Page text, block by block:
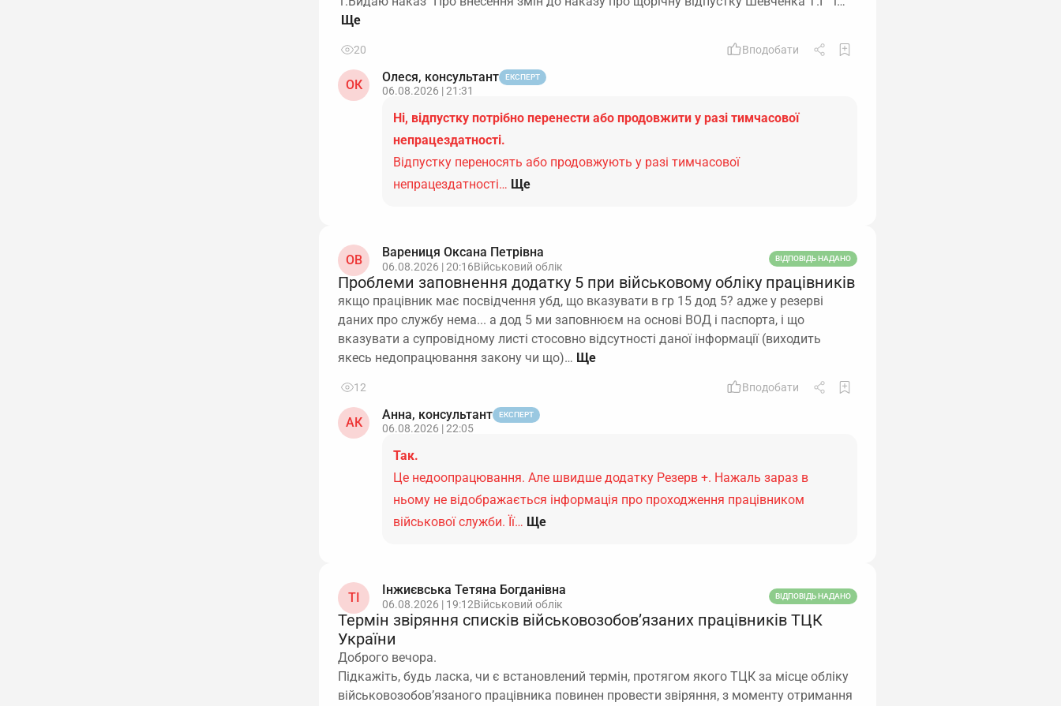
20 Вподобати
ОК
Олеся, консультант ЕКСПЕРТ
06.08.2026 | 21:31
Ні, відпустку потрібно перенести або продовжити у разі тимчасової
непрацездатності.
Відпустку переносять або продовжують у разі тимчасової
непрацездатності… Ще
ОВ
Варениця Оксана Петрівна
06.08.2026 | 20:16Військовий облік
ВІДПОВІДЬ НАДАНО
Проблеми заповнення додатку 5 при військовому обліку працівників
якщо працівник має посвідчення убд, що вказувати в гр 15 дод 5? адже у резерві
даних про службу нема... а дод 5 ми заповнюєм на основі ВОД і паспорта, і що
вказувати а супровідному листі стосовно відсутності даної інформації (виходить
якесь недопрацювання закону чи що)…
12 Вподобати
АК
Анна, консультант ЕКСПЕРТ
06.08.2026 | 22:05
Так.
Це недоопрацювання. Але швидше додатку Резерв +. Нажаль зараз в
ньому не відображається інформація про проходження працівником
військової служби. Її… Ще
ТІ
Інжиєвська Тетяна Богданівна
06.08.2026 | 19:12Військовий облік
ВІДПОВІДЬ НАДАНО
Термін звіряння списків військовозобов’язаних працівників ТЦК
України
Доброго вечора.
Підкажіть, будь ласка, чи є встановлений термін, протягом якого ТЦК за місце обліку
військовозобов’язаного працівника повинен провести звіряння, з моменту отримання